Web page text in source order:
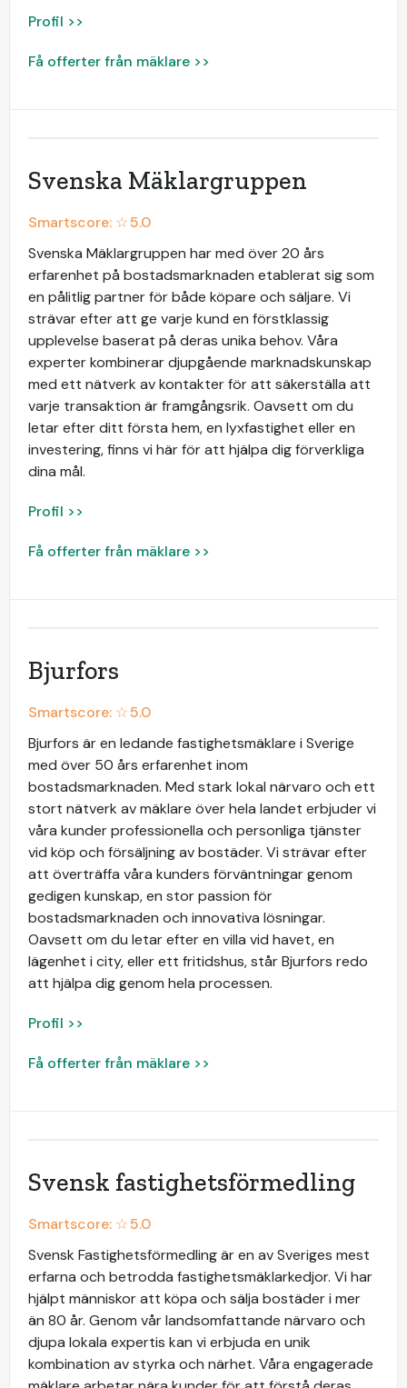
Profil >>
Få offerter från mäklare >>
Svenska Mäklargruppen
Smartscore: ☆5.0
Svenska Mäklargruppen har med över 20 års
erfarenhet på bostadsmarknaden etablerat sig som
en pålitlig partner för både köpare och säljare. Vi
strävar efter att ge varje kund en förstklassig
upplevelse baserat på deras unika behov. Våra
experter kombinerar djupgående marknadskunskap
med ett nätverk av kontakter för att säkerställa att
varje transaktion är framgångsrik. Oavsett om du
letar efter ditt första hem, en lyxfastighet eller en
investering, finns vi här för att hjälpa dig förverkliga
dina mål.
Profil >>
Få offerter från mäklare >>
Bjurfors
Smartscore: ☆5.0
Bjurfors är en ledande fastighetsmäklare i Sverige
med över 50 års erfarenhet inom
bostadsmarknaden. Med stark lokal närvaro och ett
stort nätverk av mäklare över hela landet erbjuder vi
våra kunder professionella och personliga tjänster
vid köp och försäljning av bostäder. Vi strävar efter
att överträffa våra kunders förväntningar genom
gedigen kunskap, en stor passion för
bostadsmarknaden och innovativa lösningar.
Oavsett om du letar efter en villa vid havet, en
lägenhet i city, eller ett fritidshus, står Bjurfors redo
att hjälpa dig genom hela processen.
Profil >>
Få offerter från mäklare >>
Svensk fastighetsförmedling
Smartscore: ☆5.0
Svensk Fastighetsförmedling är en av Sveriges mest
erfarna och betrodda fastighetsmäklarkedjor. Vi har
hjälpt människor att köpa och sälja bostäder i mer
än 80 år. Genom vår landsomfattande närvaro och
djupa lokala expertis kan vi erbjuda en unik
kombination av styrka och närhet. Våra engagerade